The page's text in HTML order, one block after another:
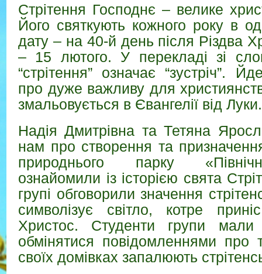
Стрітення Господнє – велике
Його святкують кожного року в
дату – на 40-й день після Різдва
– 15 лютого. У перекладі зі
“стрітення” означає “зустріч”.
про дуже важливу для
змальовується в Євангелії від Луки.
Надія Дмитрівна та Тетяна
нам про створення та
природнього парку
ознайомили із історією свята
групі обговорили значення
символізує світло, котре
Христос. Студенти групи мали
обмінятися повідомленнями про
своїх домівках запалюють